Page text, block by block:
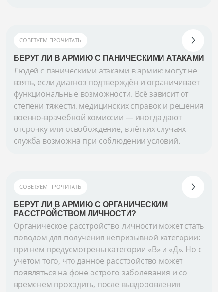
СОВЕТУЕМ ПРОЧИТАТЬ
БЕРУТ ЛИ В АРМИЮ С ПАНИЧЕСКИМИ АТАКАМИ
Людей с паническими атаками в армию могут не
взять, если диагноз подтверждён и ограничивает
функциональные возможности. Всё зависит от
степени тяжести, медицинских справок и решения
военно-врачебной комиссии — иногда дают
отсрочку или освобождение, в лёгких случаях
служба возможна при соблюдении условий.
СОВЕТУЕМ ПРОЧИТАТЬ
БЕРУТ ЛИ В АРМИЮ С ОРГАНИЧЕСКИМ
РАССТРОЙСТВОМ ЛИЧНОСТИ?
Органическое расстройство личности может стать
поводом для получения непризывной категории:
при нем предусмотрены категории «В» и «Д». Но с
учетом того, что данное расстройство может
появляться на фоне острого заболевания и со
временем проходить, после выздоровления